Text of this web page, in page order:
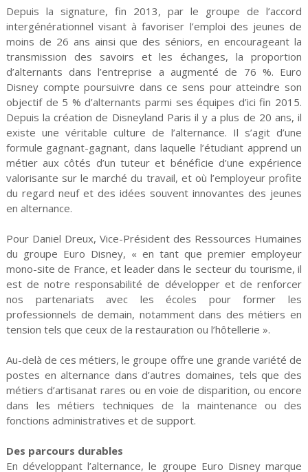
Depuis la signature, fin 2013, par le groupe de l’accord
intergénérationnel visant à favoriser l’emploi des jeunes de
moins de 26 ans ainsi que des séniors, en encourageant la
transmission des savoirs et les échanges, la proportion
d’alternants dans l’entreprise a augmenté de 76 %. Euro
Disney compte poursuivre dans ce sens pour atteindre son
objectif de 5 % d’alternants parmi ses équipes d’ici fin 2015.
Depuis la création de Disneyland Paris il y a plus de 20 ans, il
existe une véritable culture de l’alternance. Il s’agit d’une
formule gagnant-gagnant, dans laquelle l’étudiant apprend un
métier aux côtés d’un tuteur et bénéficie d’une expérience
valorisante sur le marché du travail, et où l’employeur profite
du regard neuf et des idées souvent innovantes des jeunes
en alternance.
Pour Daniel Dreux, Vice-Président des Ressources Humaines
du groupe Euro Disney, « en tant que premier employeur
mono-site de France, et leader dans le secteur du tourisme, il
est de notre responsabilité de développer et de renforcer
nos partenariats avec les écoles pour former les
professionnels de demain, notamment dans des métiers en
tension tels que ceux de la restauration ou l’hôtellerie ».
Au-delà de ces métiers, le groupe offre une grande variété de
postes en alternance dans d’autres domaines, tels que des
métiers d’artisanat rares ou en voie de disparition, ou encore
dans les métiers techniques de la maintenance ou des
fonctions administratives et de support.
Des parcours durables
En développant l’alternance, le groupe Euro Disney marque